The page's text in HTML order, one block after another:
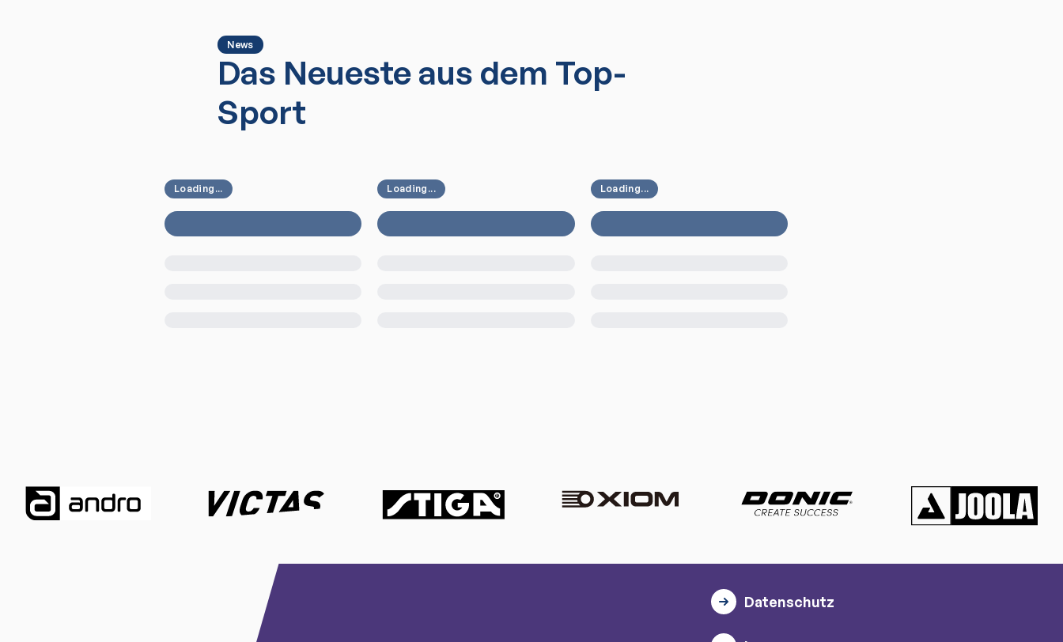
News
Das Neueste aus dem Top-
Sport
Loading... Loading... Loading...
Datenschutz